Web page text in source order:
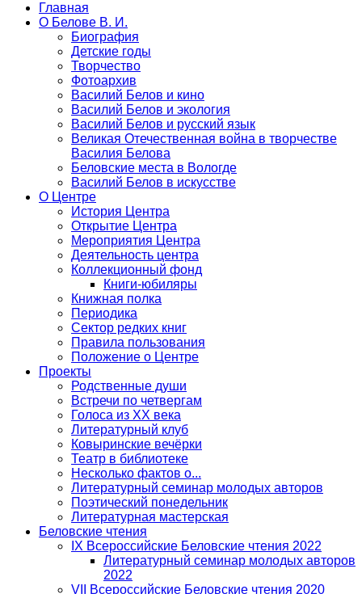
Главная
О Белове В. И.
Биография
Детские годы
Творчество
Фотоархив
Василий Белов и кино
Василий Белов и экология
Василий Белов и русский язык
Великая Отечественная война в творчестве
Василия Белова
Беловские места в Вологде
Василий Белов в искусстве
О Центре
История Центра
Открытие Центра
Мероприятия Центра
Деятельность центра
Коллекционный фонд
Книги-юбиляры
Книжная полка
Периодика
Сектор редких книг
Правила пользования
Положение о Центре
Проекты
Родственные души
Встречи по четвергам
Голоса из ХХ века
Литературный клуб
Ковыринские вечёрки
Театр в библиотеке
Несколько фактов о...
Литературный семинар молодых авторов
Поэтический понедельник
Литературная мастерская
Беловские чтения
IX Всероссийские Беловские чтения 2022
Литературный семинар молодых авторов
2022
VII Всероссийские Беловские чтения 2020